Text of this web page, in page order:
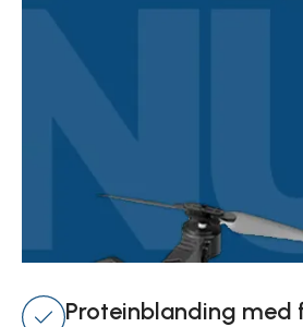
Proteinblanding med